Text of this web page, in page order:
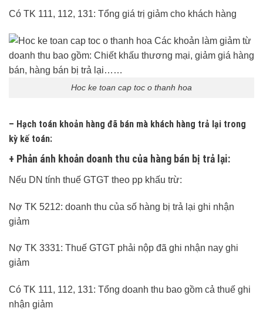
Có TK 111, 112, 131: Tổng giá trị giảm cho khách hàng
Hoc ke toan cap toc o thanh hoa
– Hạch toán khoản hàng đã bán mà khách hàng trả lại trong
kỳ kế toán:
+ Phản ánh khoản doanh thu của hàng bán bị trả lại:
Nếu DN tính thuế GTGT theo pp khấu trừ:
Nợ TK 5212: doanh thu của số hàng bị trả lại ghi nhận
giảm
Nợ TK 3331: Thuế GTGT phải nộp đã ghi nhận nay ghi
giảm
Có TK 111, 112, 131: Tổng doanh thu bao gồm cả thuế ghi
nhận giảm